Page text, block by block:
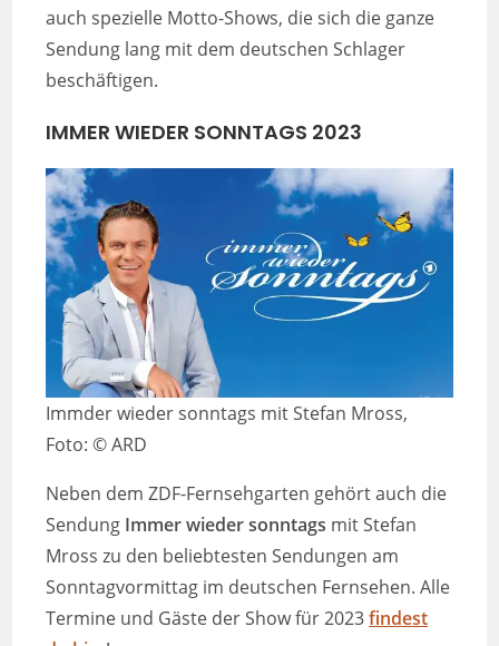
auch spezielle Motto-Shows, die sich die ganze
Sendung lang mit dem deutschen Schlager
beschäftigen.
IMMER WIEDER SONNTAGS 2023
Immder wieder sonntags mit Stefan Mross,
Foto: © ARD
Neben dem ZDF-Fernsehgarten gehört auch die
Sendung Immer wieder sonntags mit Stefan
Mross zu den beliebtesten Sendungen am
Sonntagvormittag im deutschen Fernsehen. Alle
Termine und Gäste der Show für 2023findest